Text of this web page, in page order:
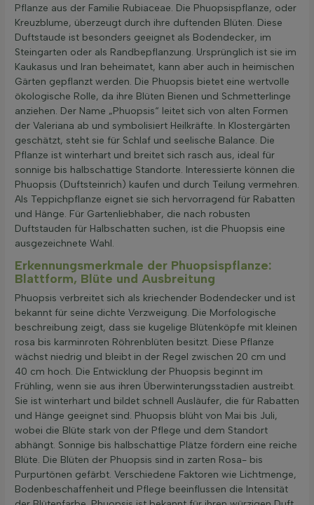
Pflanze aus der Familie Rubiaceae. Die Phuopsispflanze, oder
Kreuzblume, überzeugt durch ihre duftenden Blüten. Diese
Duftstaude ist besonders geeignet als Bodendecker, im
Steingarten oder als Randbepflanzung. Ursprünglich ist sie im
Kaukasus und Iran beheimatet, kann aber auch in heimischen
Gärten gepflanzt werden. Die Phuopsis bietet eine wertvolle
ökologische Rolle, da ihre Blüten Bienen und Schmetterlinge
anziehen. Der Name „Phuopsis“ leitet sich von alten Formen
der Valeriana ab und symbolisiert Heilkräfte. In Klostergärten
geschätzt, steht sie für Schlaf und seelische Balance. Die
Pflanze ist winterhart und breitet sich rasch aus, ideal für
sonnige bis halbschattige Standorte. Interessierte können die
Phuopsis (Duftsteinrich) kaufen und durch Teilung vermehren.
Als Teppichpflanze eignet sie sich hervorragend für Rabatten
und Hänge. Für Gartenliebhaber, die nach robusten
Duftstauden für Halbschatten suchen, ist die Phuopsis eine
ausgezeichnete Wahl.
Erkennungsmerkmale der Phuopsispflanze:
Blattform, Blüte und Ausbreitung
Phuopsis verbreitet sich als kriechender Bodendecker und ist
bekannt für seine dichte Verzweigung. Die Morfologische
beschreibung zeigt, dass sie kugelige Blütenköpfe mit kleinen
rosa bis karminroten Röhrenblüten besitzt. Diese Pflanze
wächst niedrig und bleibt in der Regel zwischen 20 cm und
40 cm hoch. Die Entwicklung der Phuopsis beginnt im
Frühling, wenn sie aus ihren Überwinterungsstadien austreibt.
Sie ist winterhart und bildet schnell Ausläufer, die für Rabatten
und Hänge geeignet sind. Phuopsis blüht von Mai bis Juli,
wobei die Blüte stark von der Pflege und dem Standort
abhängt. Sonnige bis halbschattige Plätze fördern eine reiche
Blüte. Die Blüten der Phuopsis sind in zarten Rosa- bis
Purpurtönen gefärbt. Verschiedene Faktoren wie Lichtmenge,
Bodenbeschaffenheit und Pflege beeinflussen die Intensität